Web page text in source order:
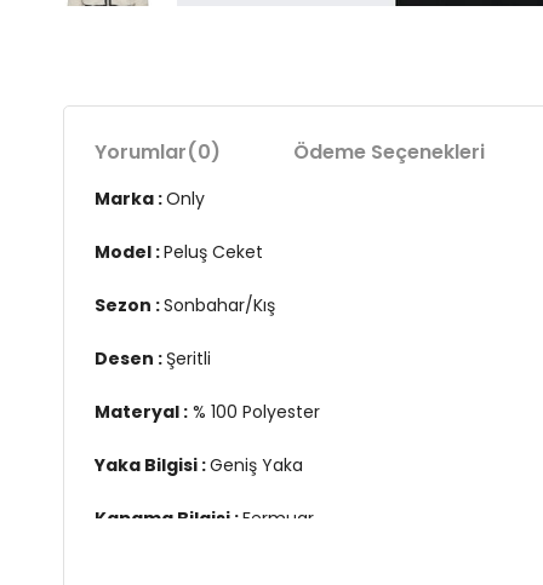
Yorumlar(0) Ödeme Seçenekleri
Marka :Only
Model :Peluş Ceket
Sezon :Sonbahar/Kış
Desen : Şeritli
Materyal : % 100 Polyester
Yaka Bilgisi :Geniş Yaka
Kapama Bilgisi :Fermuar